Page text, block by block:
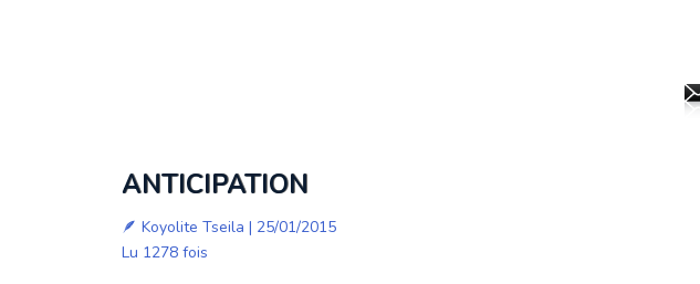
ANTICIPATION
🪶 Koyolite Tseila | 25/01/2015
Lu 1278 fois